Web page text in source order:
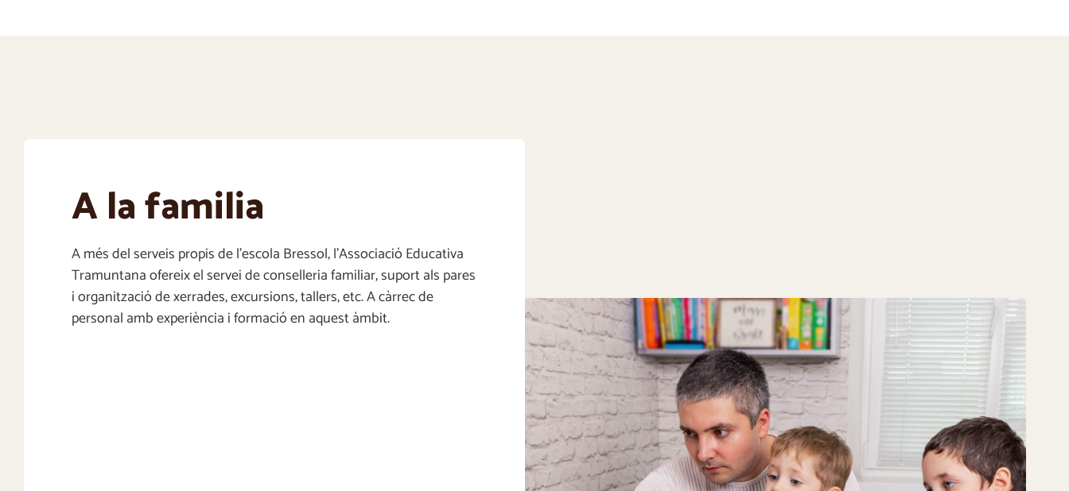
A la familia
A més del serveis propis de l’escola Bressol, l’Associació Educativa
Tramuntana ofereix el servei de conselleria familiar, suport als pares
i organització de xerrades, excursions, tallers, etc. A càrrec de
personal amb experiència i formació en aquest àmbit.